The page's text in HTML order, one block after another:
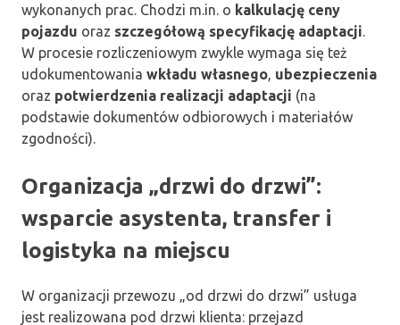
wykonanych prac. Chodzi m.in. o kalkulację ceny
pojazdu oraz szczegółową specyfikację adaptacji.
W procesie rozliczeniowym zwykle wymaga się też
udokumentowania wkładu własnego, ubezpieczenia
oraz potwierdzenia realizacji adaptacji (na
podstawie dokumentów odbiorowych i materiałów
zgodności).
Organizacja „drzwi do drzwi”:
wsparcie asystenta, transfer i
logistyka na miejscu
W organizacji przewozu „od drzwi do drzwi” usługa
jest realizowana pod drzwi klienta: przejazd